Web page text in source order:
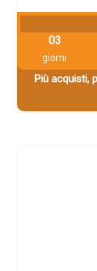
03
giorni
Più acquisti,